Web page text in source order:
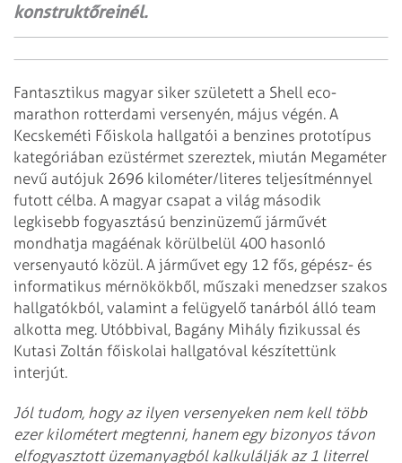
konstruktőreinél.
Fantasztikus magyar siker született a Shell eco-
marathon rotterdami versenyén, május végén. A
Kecskeméti Főiskola hallgatói a benzines prototípus
kategóriában ezüstérmet szereztek, miután Megaméter
nevű autójuk 2696 kilométer/literes teljesítménnyel
futott célba. A magyar csapat a világ második
legkisebb fogyasztású benzinüzemű járművét
mondhatja magáénak körülbelül 400 hasonló
versenyautó közül. A járművet egy 12 fős, gépész- és
informatikus mérnökökből, műszaki menedzser szakos
hallgatókból, valamint a felügyelő tanárból álló team
alkotta meg. Utóbbival, Bagány Mihály fizikussal és
Kutasi Zoltán főiskolai hallgatóval készítettünk
interjút.
Jól tudom, hogy az ilyen versenyeken nem kell több
ezer kilométert megtenni, hanem egy bizonyos távon
elfogyasztott üzemanyagból kalkulálják az 1 literrel